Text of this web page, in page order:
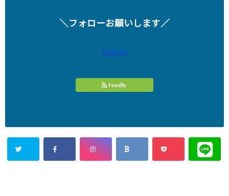
＼フォローお願いします／
Follow
feedly